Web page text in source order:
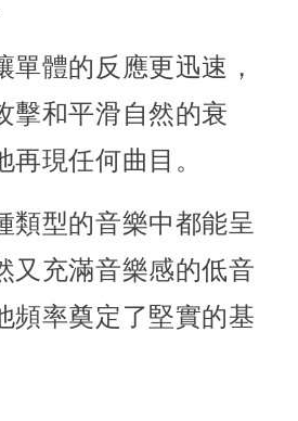
體的反應更迅速，
擊和平滑自然的衰
現任何曲目。
類型的音樂中都能呈
又充滿音樂感的低音
頻率奠定了堅實的基